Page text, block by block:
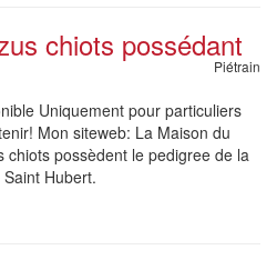
chiots possédant
Piétrain
Uniquement pour particuliers
Mon siteweb: La Maison du
chiots possèdent le pedigree de la
Hubert.